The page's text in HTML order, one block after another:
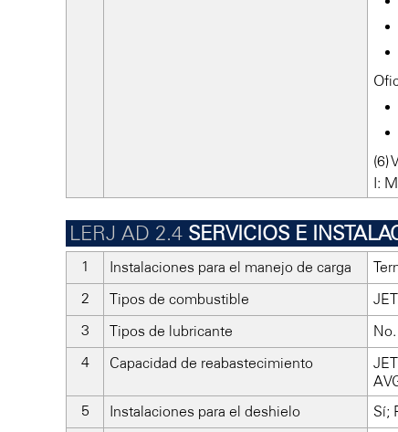
(6)
I:
SERVICIOS E
Instalaciones para el manejo de carga
Tipos de combustible
Tipos de lubricante
No.
Capacidad de reabastecimiento
Instalaciones para el deshielo
Sí;